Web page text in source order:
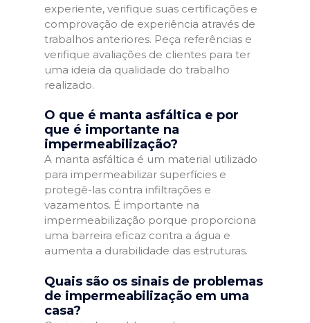
experiente, verifique suas certificações e
comprovação de experiência através de
trabalhos anteriores. Peça referências e
verifique avaliações de clientes para ter
uma ideia da qualidade do trabalho
realizado.
O que é manta asfáltica e por
que é importante na
impermeabilização?
A manta asfáltica é um material utilizado
para impermeabilizar superfícies e
protegê-las contra infiltrações e
vazamentos. É importante na
impermeabilização porque proporciona
uma barreira eficaz contra a água e
aumenta a durabilidade das estruturas.
Quais são os sinais de problemas
de impermeabilização em uma
casa?